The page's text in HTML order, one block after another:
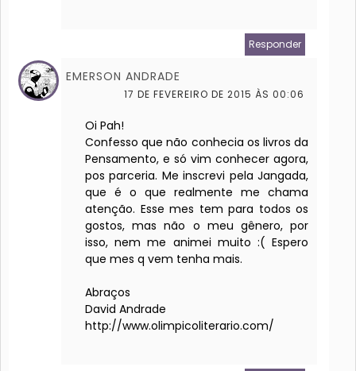
Responder
EMERSON ANDRADE
17 DE FEVEREIRO DE 2015 ÀS 00:06
Oi Pah!
Confesso que não conhecia os livros da
Pensamento, e só vim conhecer agora,
pos parceria. Me inscrevi pela Jangada,
que é o que realmente me chama
atenção. Esse mes tem para todos os
gostos, mas não o meu gênero, por
isso, nem me animei muito :( Espero
que mes q vem tenha mais.
Abraços
David Andrade
http://www.olimpicoliterario.com/